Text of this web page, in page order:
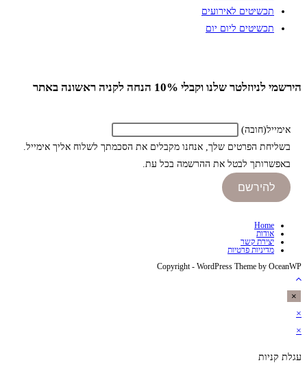
תכשיטים לאירועים
תכשיטים ליום יום
הירשמי לניוזלטר שלנו וקבלי 10% הנחה לקניה ראשונה באתר
אימייל(חובה)
בשליחת הפרטים שלך, אנחנו מקבלים את הסכמתך לשלוח אליך אימייל.
באפשרותך לבטל את ההרשמה בכל עת.
להירשם
Home
אודות
יצירת קשר
מדיניות פרטיות
Copyright - WordPress Theme by OceanWP
×
×
×
עגלת קניות